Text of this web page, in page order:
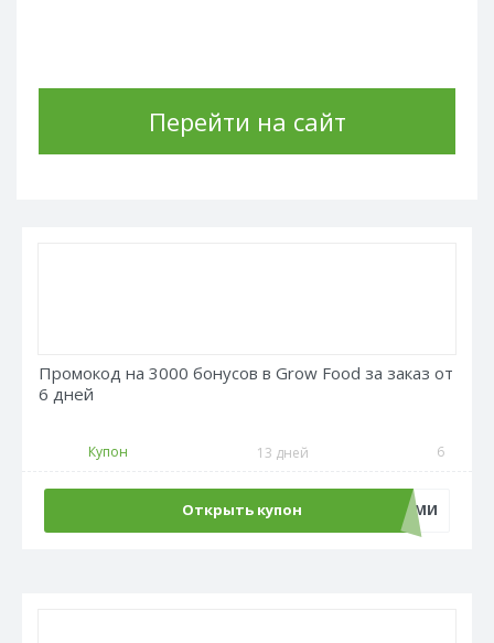
Перейти на сайт
Промокод на 3000 бонусов в Grow Food за заказ от
6 дней
Купон 13 дней 6
Открыть купон СНОВАСНАМИ